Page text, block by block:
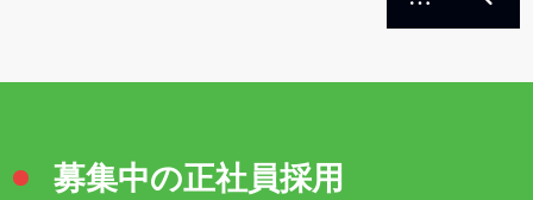
募集中の正社員採用